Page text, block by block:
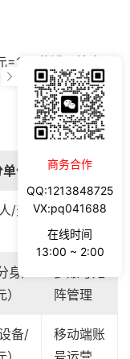
=100花瓣，按实
价 适用场景
/天
团队规模
扩张
身/
阵管理
备/
移动端账
商务合作
QQ:1213848725
VX:pq041688
在线时间
13:00 ~ 2:00